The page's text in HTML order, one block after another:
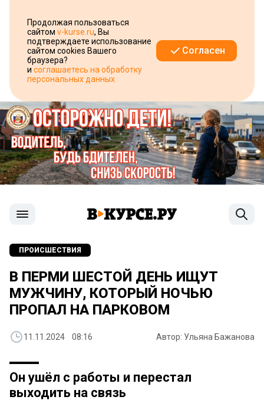
Продолжая пользоваться
сайтом v-kurse.ru, Вы
подтверждаете использование
сайтом cookies Вашего
браузера?
и соглашаетесь на обработку
персональных данных
Согласен
ПРОИСШЕСТВИЯ
В ПЕРМИ ШЕСТОЙ ДЕНЬ ИЩУТ
МУЖЧИНУ, КОТОРЫЙ НОЧЬЮ
ПРОПАЛ НА ПАРКОВОМ
11.11.2024 08:16 Автор: Ульяна Бажанова
Он ушёл с работы и перестал
выходить на связь